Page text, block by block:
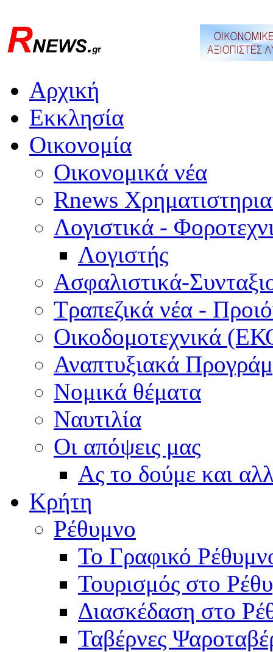
Αρχική
Εκκλησία
Οικονομία
Οικονομικά νέα
Rnews
Λογιστικά -
Λογιστής
Ασφαλιστικά-
Τραπεζικά νέα -
Οικοδομοτεχνικά
Αναπτυξιακά
Νομικά θέματα
Ναυτιλία
Οι απόψεις μας
Ας το δούμε και
Κρήτη
Ρέθυμνο
Το Γραφικό
Τουρισμός στο
Διασκέδαση στο
Ταβέρνες